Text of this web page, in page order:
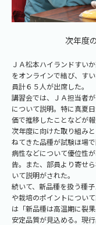
次年度
ＪＡ松本ハイランドすい
をオンラインで結び、す
員計６５人が出席した。
講習会では、ＪＡ担当者
について説明。特に真夏
価で推移したことなどが報
次年度に向けた取り組み
ねてきた品種が試験ほ場
病性などについて優位性
告。また、部員より寄せ
いて説明がされた。
続いて、新品種を扱う種
や栽培のポイントについ
は「新品種は高温期に裂
安定品質が見込める。現